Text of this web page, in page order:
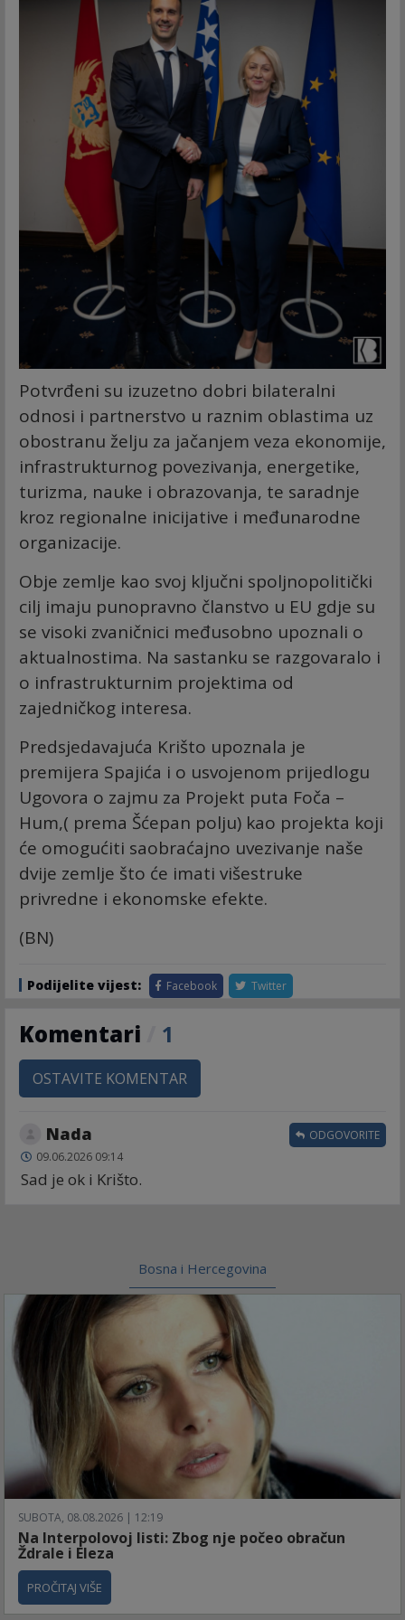
Potvrđeni su izuzetno dobri bilateralni
odnosi i partnerstvo u raznim oblastima uz
obostranu želju za jačanjem veza ekonomije,
infrastrukturnog povezivanja, energetike,
turizma, nauke i obrazovanja, te saradnje
kroz regionalne inicijative i međunarodne
organizacije.
Obje zemlje kao svoj ključni spoljnopolitički
cilj imaju punopravno članstvo u EU gdje su
se visoki zvaničnici međusobno upoznali o
aktualnostima. Na sastanku se razgovaralo i
o infrastrukturnim projektima od
zajedničkog interesa.
Predsjedavajuća Krišto upoznala je
premijera Spajića i o usvojenom prijedlogu
Ugovora o zajmu za Projekt puta Foča –
Hum,( prema Šćepan polju) kao projekta koji
će omogućiti saobraćajno uvezivanje naše
dvije zemlje što će imati višestruke
privredne i ekonomske efekte.
(BN)
Podijelite vijest: Facebook Twitter
Komentari 1
OSTAVITE KOMENTAR
Nada
09.06.2026 09:14
Sad je ok i Krišto.
ODGOVORITE
Bosna i Hercegovina
SUBOTA, 08.08.2026 | 12:19
Na Interpolovoj listi: Zbog nje počeo obračun
Ždrale i Eleza
PROČITAJ VIŠE